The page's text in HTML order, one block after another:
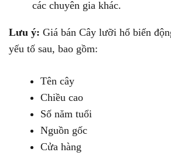
các chuyên gia khác.
Lưu ý: Giá bán Cây lưỡi hổ biến
yếu tố sau, bao gồm:
Tên cây
Chiều cao
Số năm tuổi
Nguồn gốc
Cửa hàng